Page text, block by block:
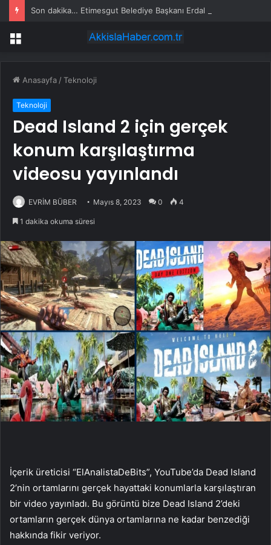
Menü
Anasayfa /Teknoloji
Teknoloji
Dead Island 2 için gerçek
konum karşılaştırma
videosu yayınlandı
EVRİM BÜBER Mayıs 8, 2023 0 4
1 dakika okuma süresi
İçerik üreticisi “ElAnalistaDeBits”, YouTube’da Dead Island
2’nin ortamlarını gerçek hayattaki konumlarla karşılaştıran
bir video yayınladı. Bu görüntü bize Dead Island 2’deki
ortamların gerçek dünya ortamlarına ne kadar benzediği
hakkında fikir veriyor.